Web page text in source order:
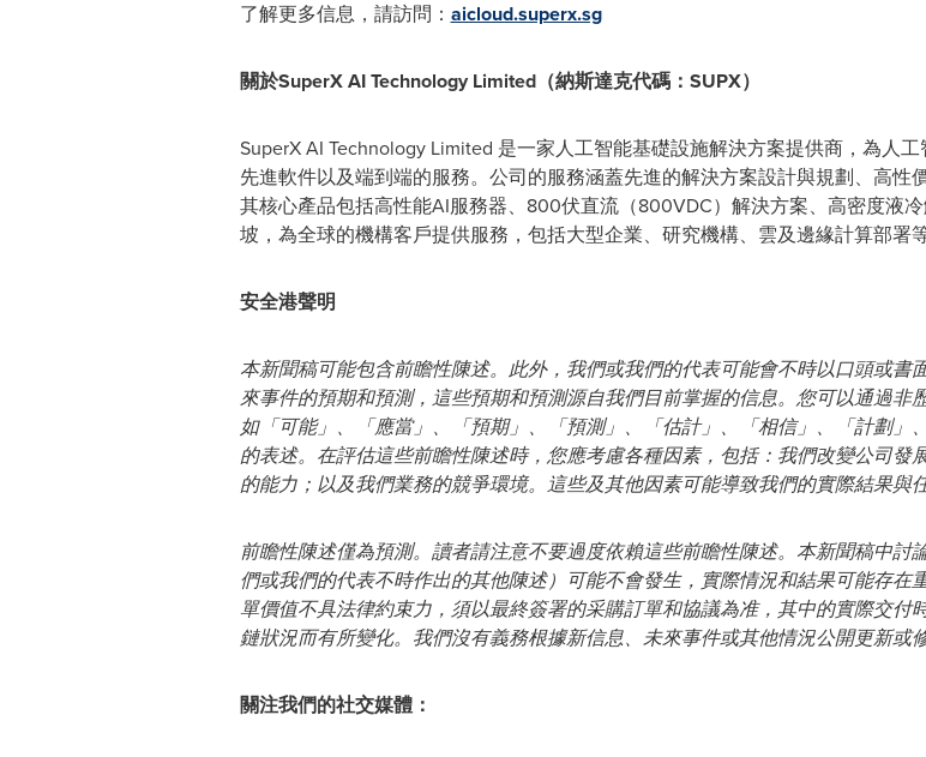
了解更多信息，請訪問： aicloud.superx.sg
關於SuperX AI Technology Limited（納斯達克代碼： SUPX）
SuperX AI Technology Limited 是一家人工智能基礎設施解決方案提供商，為人
先進軟件以及端到端的服務。公司的服務涵蓋先進的解決方案設計與規劃、高性
其核心產品包括高性能AI服務器、800伏直流（800VDC）解決方案、高密度液
坡，為全球的機構客戶提供服務，包括大型企業、研究機構、雲及邊緣計算部署
安全港聲明
本新聞稿可能包含前瞻性陳述。此外，我們或我們的代表可能會不時以口頭或
來事件的預期和預測，這些預期和預測源自我們目前掌握的信息。您可以通過
如「可能」、「應當」、「預期」、「預測」、「估計」、「相信」、「計劃
的表述。在評估這些前瞻性陳述時，您應考慮各種因素，包括：我們改變公司
的能力；以及我們業務的競爭環境。這些及其他因素可能導致我們的實際結果與
前瞻性陳述僅為預測。讀者請注意不要過度依賴這些前瞻性陳述。本新聞稿中
們或我們的代表不時作出的其他陳述）可能不會發生，實際情況和結果可能存
單價值不具法律約束力，須以最終簽署的采購訂單和協議為准，其中的實際交
鏈狀況而有所變化。我們沒有義務根據新信息、未來事件或其他情況公開更新或
關注我們的社交媒體：